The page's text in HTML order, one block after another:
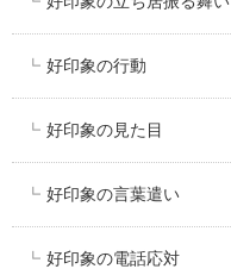
好印象の行動
好印象の見た目
好印象の言葉遣い
好印象の電話応対